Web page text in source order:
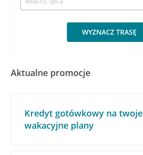
WYZNACZ TRASĘ
Aktualne promocje
Kredyt gotówkowy na twoje
wakacyjne plany